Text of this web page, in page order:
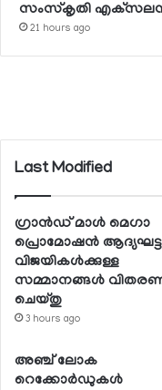
സംസ്‌കൃതി
21 hours ago
Last Modified
ഗ്രാന്‍ഡ് മാള്‍ മെഗാ
പ്രൊമോഷന്‍ ആദ്യഘട്ട
വിജയികള്‍ക്കുള്ള
സമ്മാനങ്ങള്‍
ചെയ്തു
3 hours ago
അഞ്ച് ലോക
റെക്കോര്‍ഡുകള്‍